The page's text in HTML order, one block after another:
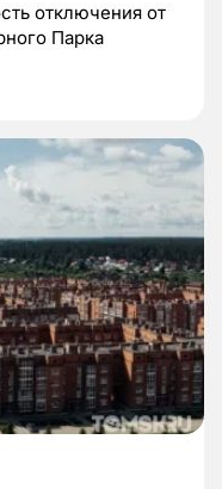
отключения от
Парка